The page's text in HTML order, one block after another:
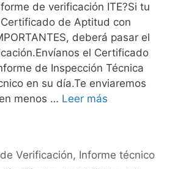
de verificación ITE?Si tu
de Aptitud con
deberá pasar el
el Certificado
de Inspección Técnica
en su día.Te enviaremos
menos … Leer más
Verificación, Informe técnico